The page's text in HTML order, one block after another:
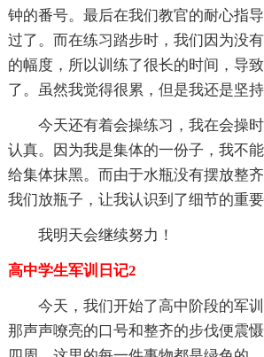
钟的番号。最后在我们教官的耐心指
过了。而在练习踏步时，我们因为没
的幅度，所以训练了很长的时间，导
了。虽然我觉得很累，但是我还是坚持
今天还有着会操练习，我在会操
认真。因为我是集体的一份子，我不
给集体抹黑。而由于水瓶没有摆放整
我们放瓶子，让我认识到了细节的重要
我明天会继续努力！
高中学生军训日记2
今天，我们开始了高中阶段的军
那声声嘹亮的口号和整齐的步伐便震